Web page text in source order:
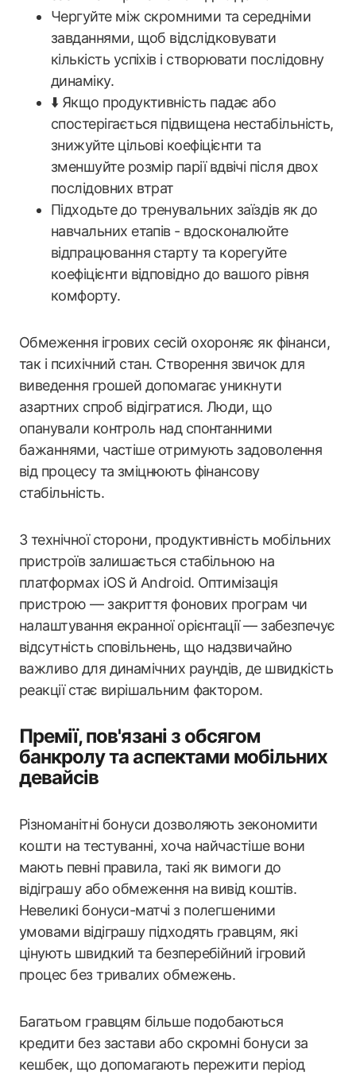
Чергуйте між скромними та середніми
завданнями, щоб відслідковувати
кількість успіхів і створювати послідовну
динаміку.
⬇️ Якщо продуктивність падає або
спостерігається підвищена нестабільність,
знижуйте цільові коефіцієнти та
зменшуйте розмір парії вдвічі після двох
послідовних втрат
Підходьте до тренувальних заїздів як до
навчальних етапів - вдосконалюйте
відпрацювання старту та корегуйте
коефіцієнти відповідно до вашого рівня
комфорту.
Обмеження ігрових сесій охороняє як фінанси,
так і психічний стан. Створення звичок для
виведення грошей допомагає уникнути
азартних спроб відігратися. Люди, що
опанували контроль над спонтанними
бажаннями, частіше отримують задоволення
від процесу та зміцнюють фінансову
стабільність.
З технічної сторони, продуктивність мобільних
пристроїв залишається стабільною на
платформах iOS й Android. Оптимізація
пристрою — закриття фонових програм чи
налаштування екранної орієнтації — забезпечує
відсутність сповільнень, що надзвичайно
важливо для динамічних раундів, де швидкість
реакції стає вирішальним фактором.
Премії, пов'язані з обсягом
банкролу та аспектами мобільних
девайсів
Різноманітні бонуси дозволяють зекономити
кошти на тестуванні, хоча найчастіше вони
мають певні правила, такі як вимоги до
відіграшу або обмеження на вивід коштів.
Невеликі бонуси-матчі з полегшеними
умовами відіграшу підходять гравцям, які
цінують швидкий та безперебійний ігровий
процес без тривалих обмежень.
Багатьом гравцям більше подобаються
кредити без застави або скромні бонуси за
кешбек, що допомагають пережити період